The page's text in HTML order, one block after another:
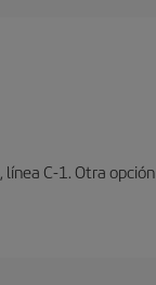
C-1. Otra opción